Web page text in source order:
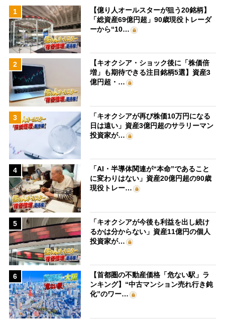
1
【億り人オールスターが狙う20銘柄】
「総資産69億円超」90歳現役トレーダ
ーから“10…
2
【キオクシア・ショック後に「株価倍
増」も期待できる注目銘柄5選】資産3
億円超・…
3
「キオクシアが再び株価10万円になる
日は遠い」資産3億円超のサラリーマン
投資家が…
4
「AI・半導体関連が“本命”であること
に変わりはない」資産20億円超の90歳
現役トレー…
5
「キオクシアが今後も利益を出し続け
るかは分からない」資産11億円の個人
投資家が…
6
【首都圏の不動産価格「危ない駅」ラ
ンキング】“中古マンション売れ行き鈍
化”のワー…